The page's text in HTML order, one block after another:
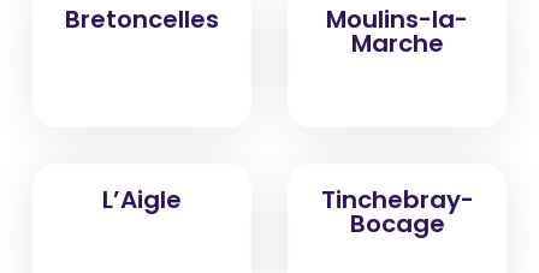
Bretoncelles Moulins-la-
Marche
L’Aigle Tinchebray-
Bocage